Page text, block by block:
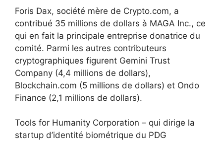
Foris Dax, société mère de Crypto.com, a
contribué 35 millions de dollars à MAGA Inc., ce
qui en fait la principale entreprise donatrice du
comité. Parmi les autres contributeurs
cryptographiques figurent Gemini Trust
Company (4,4 millions de dollars),
Blockchain.com (5 millions de dollars) et Ondo
Finance (2,1 millions de dollars).
Tools for Humanity Corporation – qui dirige la
startup d’identité biométrique du PDG